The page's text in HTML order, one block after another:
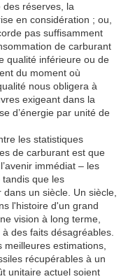
des réserves, la
en considération ; ou,
pas suffisamment
de carburant
qualité inférieure ou de
du moment où
nous obligera à
exigeant dans la
d’énergie par unité de
les statistiques
de carburant est que
immédiat – les
que les
un siècle. Un siècle,
l'histoire d'un grand
vision à long terme,
des faits désagréables.
estimations,
récupérables à un
unitaire actuel soient